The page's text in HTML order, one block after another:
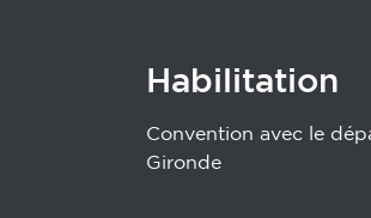
Habilitation
Convention avec le
Gironde